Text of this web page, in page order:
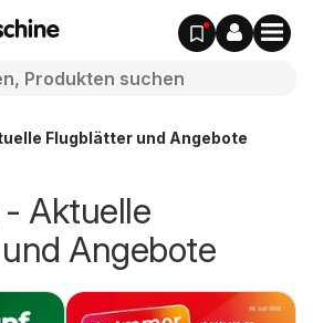
Flugblätter und Angebote
Aktuelle
Angebote